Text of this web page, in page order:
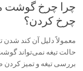
چرا چرخ گوشت
چرخ کردن؟
معمولاً دلیل آن کند شدن
حالت تیغه نمی‌تواند
بررسی تیغه و تمیز